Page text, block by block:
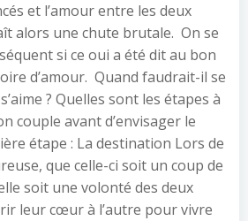
et l’amour entre les deux
alors une chute brutale. On se
si ce oui a été dit au bon
d’amour. Quand faudrait-il se
? Quelles sont les étapes à
couple avant d’envisager le
étape : La destination Lors de
que celle-ci soit un coup de
soit une volonté des deux
leur cœur à l’autre pour vivre